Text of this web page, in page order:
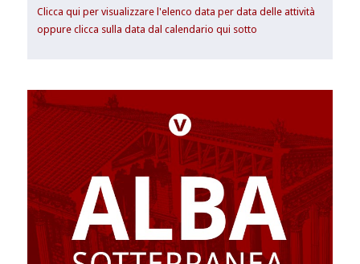
Clicca qui per visualizzare l'elenco data per data delle attività
oppure clicca sulla data dal calendario qui sotto